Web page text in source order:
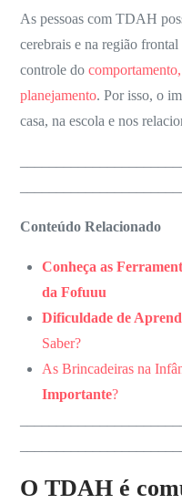
As pessoas com TDAH
cerebrais e na região
controle do
planejamento. Por isso, o
casa, na escola e nos
Conteúdo Relacionado
Conheça as
da Fofuuu
Dificuldade de
Saber?
As Brincadeiras na
Importante?
O TDAH é